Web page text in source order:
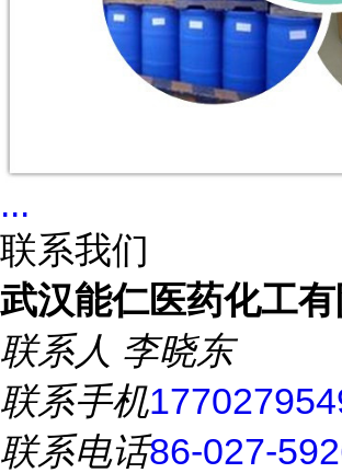
...
联系我们
武汉能仁医药化工有
联系人 李晓东
联系手机
联系电话86-027-